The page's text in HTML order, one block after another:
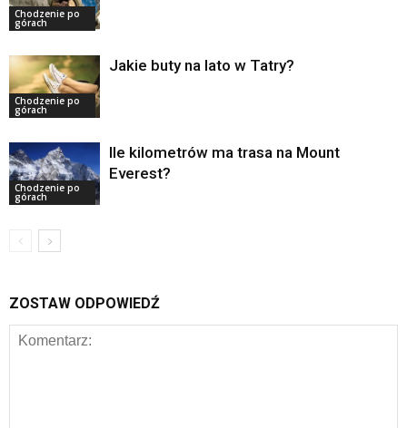
Chodzenie po
górach
Chodzenie po
górach
Jakie buty na lato w Tatry?
Chodzenie po
górach
Ile kilometrów ma trasa na Mount
Everest?
ZOSTAW ODPOWIEDŹ